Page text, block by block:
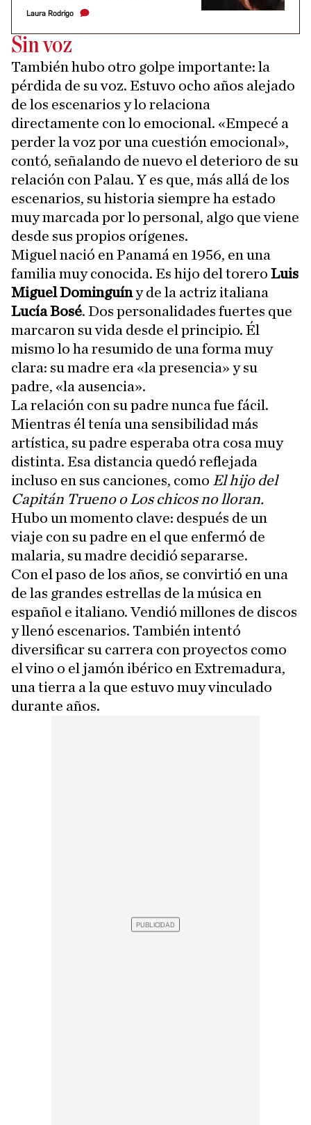
Laura Rodrigo
Sin voz
También hubo otro golpe importante: la
pérdida de su voz. Estuvo ocho años alejado
de los escenarios y lo relaciona
directamente con lo emocional. «Empecé a
perder la voz por una cuestión emocional»,
contó, señalando de nuevo el deterioro de su
relación con Palau. Y es que, más allá de los
escenarios, su historia siempre ha estado
muy marcada por lo personal, algo que viene
desde sus propios orígenes.
Miguel nació en Panamá en 1956, en una
familia muy conocida. Es hijo del torero Luis
Miguel Dominguíny de la actriz italiana
Lucía Bosé. Dos personalidades fuertes que
marcaron su vida desde el principio. Él
mismo lo ha resumido de una forma muy
clara: su madre era «la presencia» y su
padre, «la ausencia».
La relación con su padre nunca fue fácil.
Mientras él tenía una sensibilidad más
artística, su padre esperaba otra cosa muy
distinta. Esa distancia quedó reflejada
incluso en sus canciones, como El hijo del
Capitán Trueno o Los chicos no lloran.
Hubo un momento clave: después de un
viaje con su padre en el que enfermó de
malaria, su madre decidió separarse.
Con el paso de los años, se convirtió en una
de las grandes estrellas de la música en
español e italiano. Vendió millones de discos
y llenó escenarios. También intentó
diversificar su carrera con proyectos como
el vino o el jamón ibérico en Extremadura,
una tierra a la que estuvo muy vinculado
durante años.